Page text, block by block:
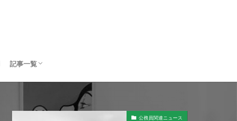
記事一覧
公務員の転職
公務員のキャリア
公務員のスキルアップ
公務員関連ニュース